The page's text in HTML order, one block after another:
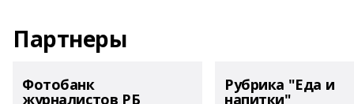
Партнеры
Фотобанк
журналистов РБ
Рубрика "Еда и
напитки"